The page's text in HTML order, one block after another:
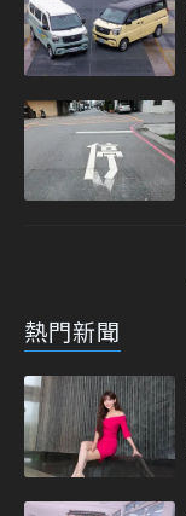
熱門新聞